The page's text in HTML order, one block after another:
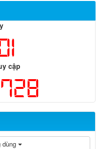
cập
dùng